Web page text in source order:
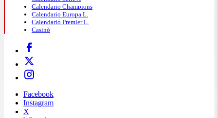
Calendario Champions
Calendario Europa L.
Calendario Premier L.
Casinò
Facebook
Instagram
X